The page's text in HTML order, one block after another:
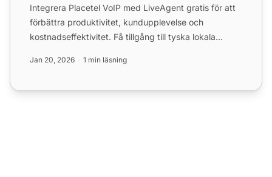
Integrera Placetel VoIP med LiveAgent gratis för att
förbättra produktivitet, kundupplevelse och
kostnadseffektivitet. Få tillgång till tyska lokala
Jan 20, 2026 1 min läsning